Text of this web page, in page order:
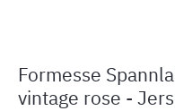
Formesse
vintage rose -